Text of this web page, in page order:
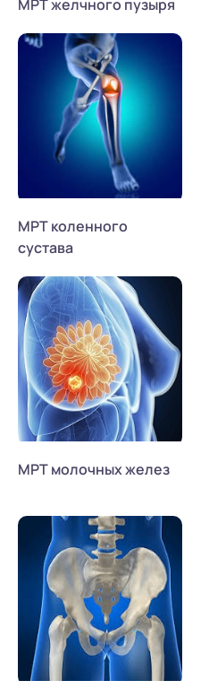
МРТ желчного пузыря
МРТ коленного
сустава
МРТ молочных желез